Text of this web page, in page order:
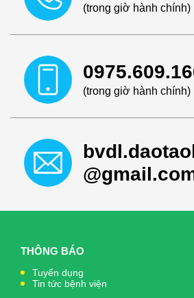
(trong giờ hành chính)
(trong giờ hành chính)
THÔNG BÁO
Tuyển dụng
Tin tức bệnh viện